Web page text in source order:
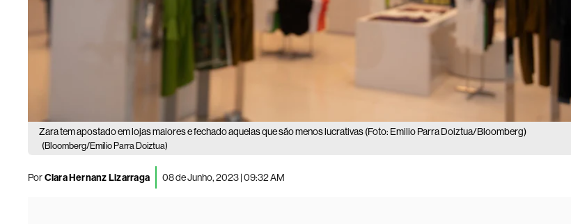
Zara tem apostado em lojas maiores e fechado aquelas que são menos lucrativas (Foto: Emilio Parra Doiztua/Bloomberg)
(Bloomberg/Emilio Parra Doiztua)
PorClara Hernanz Lizarraga 08 de Junho, 2023 | 09:32 AM